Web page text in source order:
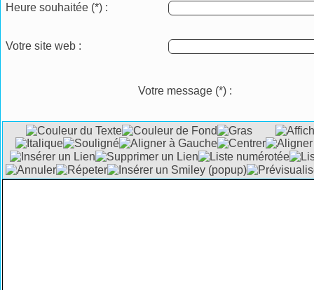
Heure souhaitée (*) :
Votre site web :
Votre message (*) :